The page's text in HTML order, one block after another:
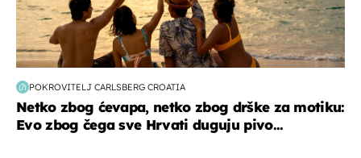
POKROVITELJ CARLSBERG CROATIA
Netko zbog ćevapa, netko zbog drške za motiku:
Evo zbog čega sve Hrvati duguju pivo...